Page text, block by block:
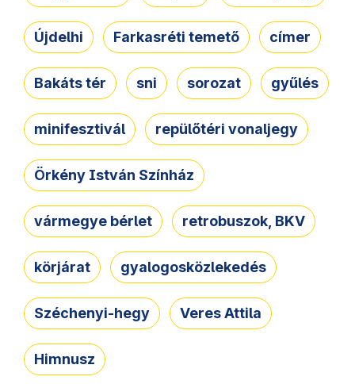
Újdelhi Farkasréti temető címer
Bakáts tér sni sorozat gyűlés
minifesztivál repülőtéri vonaljegy
Örkény István Színház
vármegye bérlet retrobuszok, BKV
körjárat gyalogosközlekedés
Széchenyi-hegy Veres Attila
Himnusz